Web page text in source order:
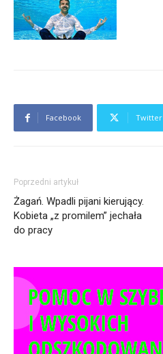
Facebook Twitter
Poprzedni artykuł
Żagań. Wpadli pijani kierujący.
Kobieta „z promilem” jechała
do pracy